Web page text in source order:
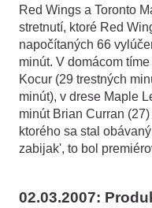
Red Wings a Toronto
stretnutí, ktoré Red
napočítaných 66
minút. V domácom
Kocur (29 trestných
minút), v drese Maple
minút Brian Curran
ktorého sa stal
zabijak', to bol
02.03.2007: